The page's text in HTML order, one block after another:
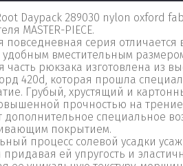
Daypack 289030 nylon oxford
MASTER-PIECE.
повседневная серия
вместительным
часть рюкзака изготовлена из
420d, которая прошла
Грубый, хрустящий и
прочностью на
дополнительное специальное
покрытием.
процесс солевой усадки
придавая ей упругость и